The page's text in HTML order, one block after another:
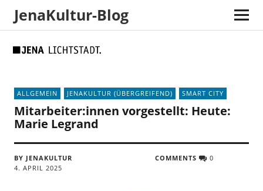
map
JenaKultur-Blog
ALLGEMEIN JENAKULTUR (ÜBERGREIFEND) SMART CITY
Mitarbeiter:innen vorgestellt: Heute:
Marie Legrand
BY JENAKULTUR
4. APRIL 2025
COMMENTS 0